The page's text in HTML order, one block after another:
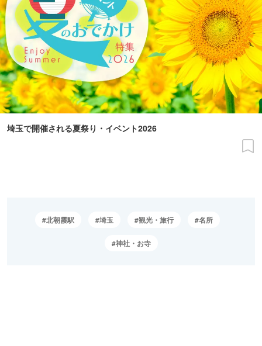
埼玉で開催される夏祭り・イベント2026
北朝霞駅 埼玉 観光・旅行 名所
神社・お寺